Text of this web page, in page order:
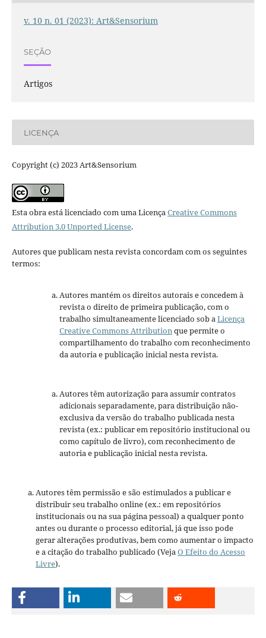
v. 10 n. 01 (2023): Art&Sensorium
SEÇÃO
Artigos
LICENÇA
Copyright (c) 2023 Art&Sensorium
Esta obra está licenciado com uma Licença Creative Commons
Attribution 3.0 Unported License.
Autores que publicam nesta revista concordam com os seguintes
termos:
Autores mantém os direitos autorais e concedem à
revista o direito de primeira publicação, com o
trabalho simultaneamente licenciado sob a Licença
Creative Commons Attribution que permite o
compartilhamento do trabalho com reconhecimento
da autoria e publicação inicial nesta revista.
Autores têm autorização para assumir contratos
adicionais separadamente, para distribuição não-
exclusiva da versão do trabalho publicada nesta
revista (ex.: publicar em repositório institucional ou
como capí­tulo de livro), com reconhecimento de
autoria e publicação inicial nesta revista.
Autores têm permissão e são estimulados a publicar e
distribuir seu trabalho online (ex.: em repositórios
institucionais ou na sua página pessoal) a qualquer ponto
antes ou durante o processo editorial, já que isso pode
gerar alterações produtivas, bem como aumentar o impacto
e a citação do trabalho publicado (VejaO Efeito do Acesso
Livre).